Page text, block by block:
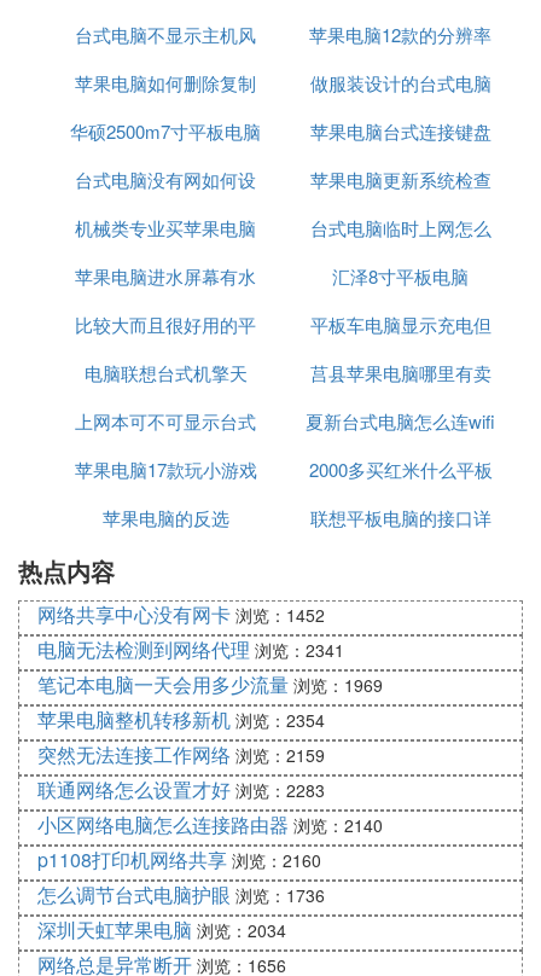
盘可以吗
台式电脑不显示主机风
扇嗡嗡响
苹果电脑12款的分辨率
苹果电脑如何删除复制
副本
做服装设计的台式电脑
华硕2500m7寸平板电脑
苹果电脑台式连接键盘
台式电脑没有网如何设
置
苹果电脑更新系统检查
软件更新时出错
机械类专业买苹果电脑
台式电脑临时上网怎么
解决
苹果电脑进水屏幕有水
印保修
汇泽8寸平板电脑
比较大而且很好用的平
板电脑
平板车电脑显示充电但
充不进去
电脑联想台式机擎天
莒县苹果电脑哪里有卖
的
上网本可不可显示台式
机电脑内容
夏新台式电脑怎么连wifi
苹果电脑17款玩小游戏
可以吗
2000多买红米什么平板
电脑
苹果电脑的反选
联想平板电脑的接口详
热点内容
网络共享中心没有网卡 浏览：1452
电脑无法检测到网络代理 浏览：2341
笔记本电脑一天会用多少流量 浏览：1969
苹果电脑整机转移新机 浏览：2354
突然无法连接工作网络 浏览：2159
联通网络怎么设置才好 浏览：2283
小区网络电脑怎么连接路由器 浏览：2140
p1108打印机网络共享 浏览：2160
怎么调节台式电脑护眼 浏览：1736
深圳天虹苹果电脑 浏览：2034
网络总是异常断开 浏览：1656